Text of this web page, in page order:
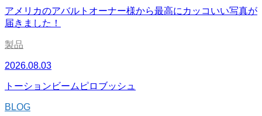
アメリカのアバルトオーナー様から最高にカッコいい写真が
届きました！
製品
2026.08.03
トーションビームピロブッシュ
BLOG